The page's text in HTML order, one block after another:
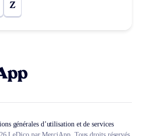
Z
générales d’utilisation et de services